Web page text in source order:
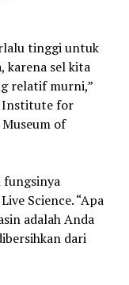
tinggi untuk
karena sel kita
relatif murni,”
Institute for
of
fungsinya
Science. “Apa
adalah Anda
dari